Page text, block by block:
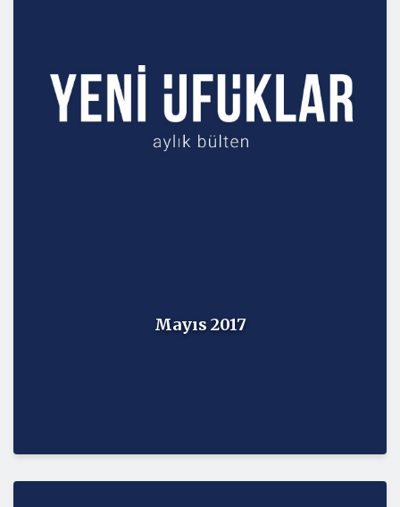
Mayıs 2017